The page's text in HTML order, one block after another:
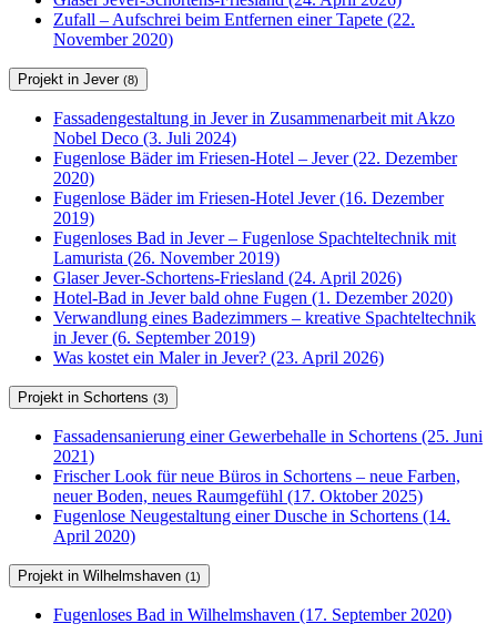
Zufall – Aufschrei beim Entfernen einer Tapete (22.
November 2020)
Projekt in Jever (8)
Fassadengestaltung in Jever in Zusammenarbeit mit Akzo
Nobel Deco (3. Juli 2024)
Fugenlose Bäder im Friesen-Hotel – Jever (22. Dezember
2020)
Fugenlose Bäder im Friesen-Hotel Jever (16. Dezember
2019)
Fugenloses Bad in Jever – Fugenlose Spachteltechnik mit
Lamurista (26. November 2019)
Glaser Jever-Schortens-Friesland (24. April 2026)
Hotel-Bad in Jever bald ohne Fugen (1. Dezember 2020)
Verwandlung eines Badezimmers – kreative Spachteltechnik
in Jever (6. September 2019)
Was kostet ein Maler in Jever? (23. April 2026)
Projekt in Schortens (3)
Fassadensanierung einer Gewerbehalle in Schortens (25. Juni
2021)
Frischer Look für neue Büros in Schortens – neue Farben,
neuer Boden, neues Raumgefühl (17. Oktober 2025)
Fugenlose Neugestaltung einer Dusche in Schortens (14.
April 2020)
Projekt in Wilhelmshaven (1)
Fugenloses Bad in Wilhelmshaven (17. September 2020)